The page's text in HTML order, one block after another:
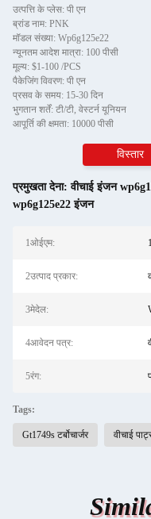
उत्पत्ति के प्लेस: पी एन
ब्रांड नाम: PNK
मॉडल संख्या: Wp6g125e22
न्यूनतम आदेश मात्रा: 100 पीसी
मूल्य: $1-100 /PCS
पैकेजिंग विवरण: पी एन
प्रसव के समय: 15-30 दिन
भुगतान शर्तें: टी/टी, वेस्टर्न यूनियन
आपूर्ति की क्षमता: 10000 पीसी
विस्तार
प्रमुखता देना:वीचाई इंजन
wp6g125e22 इंजन
1ओईएम:
2उत्पाद प्रकार:
3मेदेल:
4आवेदन पत्र:
5रंग:
Tags:
Gt1749s टर्बोचार्जर वीचाई